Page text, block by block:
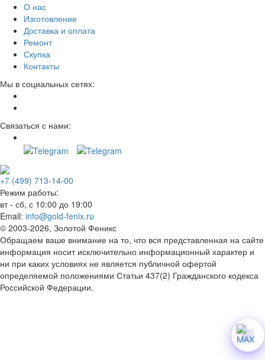
О нас
Изготовление
Доставка и оплата
Ремонт
Скупка
Контакты
Мы в социальных сетях:
Связаться с нами:
+7 (499) 713-14-00
Режим работы:
вт - сб, с 10:00 до 19:00
Email: info@gold-fenix.ru
© 2003-2026, Золотой Феникс
Обращаем ваше внимание на то, что вся представленная на сайте
информация носит исключительно информационный характер и
ни при каких условиях не является публичной офертой
определяемой положениями Статьи 437(2) Гражданского кодекса
Российской Федерации.